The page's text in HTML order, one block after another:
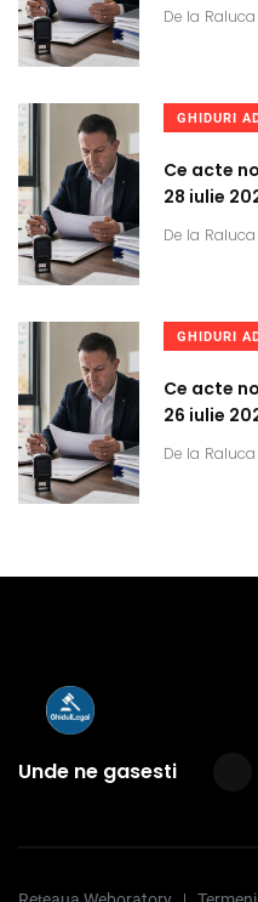
De la
GHIDURI
Ce acte
28 iulie
De la
GHIDURI
Ce acte
26 iulie
De la
Unde ne gasesti